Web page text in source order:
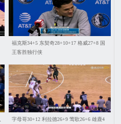
福克斯34+5 东契奇28+10+17 格威27+8 国
王客胜独行侠
字母哥30+12 利拉德26+9 莺歌26+6 雄鹿4